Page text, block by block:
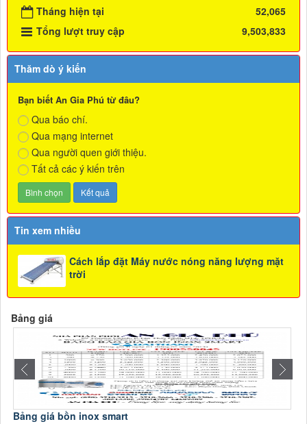
Tháng hiện tại
52,065
Tổng lượt truy cập
9,503,833
Thăm dò ý kiến
Bạn biết An Gia Phú từ đâu?
Qua báo chí.
Qua mạng internet
Qua người quen giới thiệu.
Tất cả các ý kiến trên
Tin xem nhiều
Cách lắp đặt Máy nước nóng năng lượng mặt
trời
Bảng giá
Bảng giá bồn inox smart